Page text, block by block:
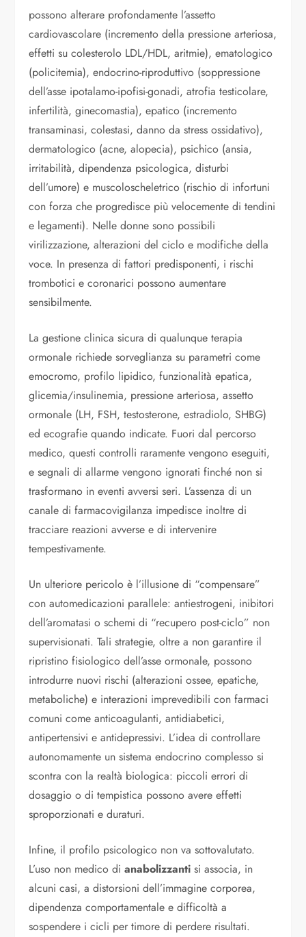
possono alterare profondamente l’assetto
cardiovascolare (incremento della pressione arteriosa,
effetti su colesterolo LDL/HDL, aritmie), ematologico
(policitemia), endocrino-riproduttivo (soppressione
dell’asse ipotalamo-ipofisi-gonadi, atrofia testicolare,
infertilità, ginecomastia), epatico (incremento
transaminasi, colestasi, danno da stress ossidativo),
dermatologico (acne, alopecia), psichico (ansia,
irritabilità, dipendenza psicologica, disturbi
dell’umore) e muscoloscheletrico (rischio di infortuni
con forza che progredisce più velocemente di tendini
e legamenti). Nelle donne sono possibili
virilizzazione, alterazioni del ciclo e modifiche della
voce. In presenza di fattori predisponenti, i rischi
trombotici e coronarici possono aumentare
sensibilmente.
La gestione clinica sicura di qualunque terapia
ormonale richiede sorveglianza su parametri come
emocromo, profilo lipidico, funzionalità epatica,
glicemia/insulinemia, pressione arteriosa, assetto
ormonale (LH, FSH, testosterone, estradiolo, SHBG)
ed ecografie quando indicate. Fuori dal percorso
medico, questi controlli raramente vengono eseguiti,
e segnali di allarme vengono ignorati finché non si
trasformano in eventi avversi seri. L’assenza di un
canale di farmacovigilanza impedisce inoltre di
tracciare reazioni avverse e di intervenire
tempestivamente.
Un ulteriore pericolo è l’illusione di “compensare”
con automedicazioni parallele: antiestrogeni, inibitori
dell’aromatasi o schemi di “recupero post-ciclo” non
supervisionati. Tali strategie, oltre a non garantire il
ripristino fisiologico dell’asse ormonale, possono
introdurre nuovi rischi (alterazioni ossee, epatiche,
metaboliche) e interazioni imprevedibili con farmaci
comuni come anticoagulanti, antidiabetici,
antipertensivi e antidepressivi. L’idea di controllare
autonomamente un sistema endocrino complesso si
scontra con la realtà biologica: piccoli errori di
dosaggio o di tempistica possono avere effetti
sproporzionati e duraturi.
Infine, il profilo psicologico non va sottovalutato.
L’uso non medico dianabolizzanti si associa, in
alcuni casi, a distorsioni dell’immagine corporea,
dipendenza comportamentale e difficoltà a
sospendere i cicli per timore di perdere risultati.